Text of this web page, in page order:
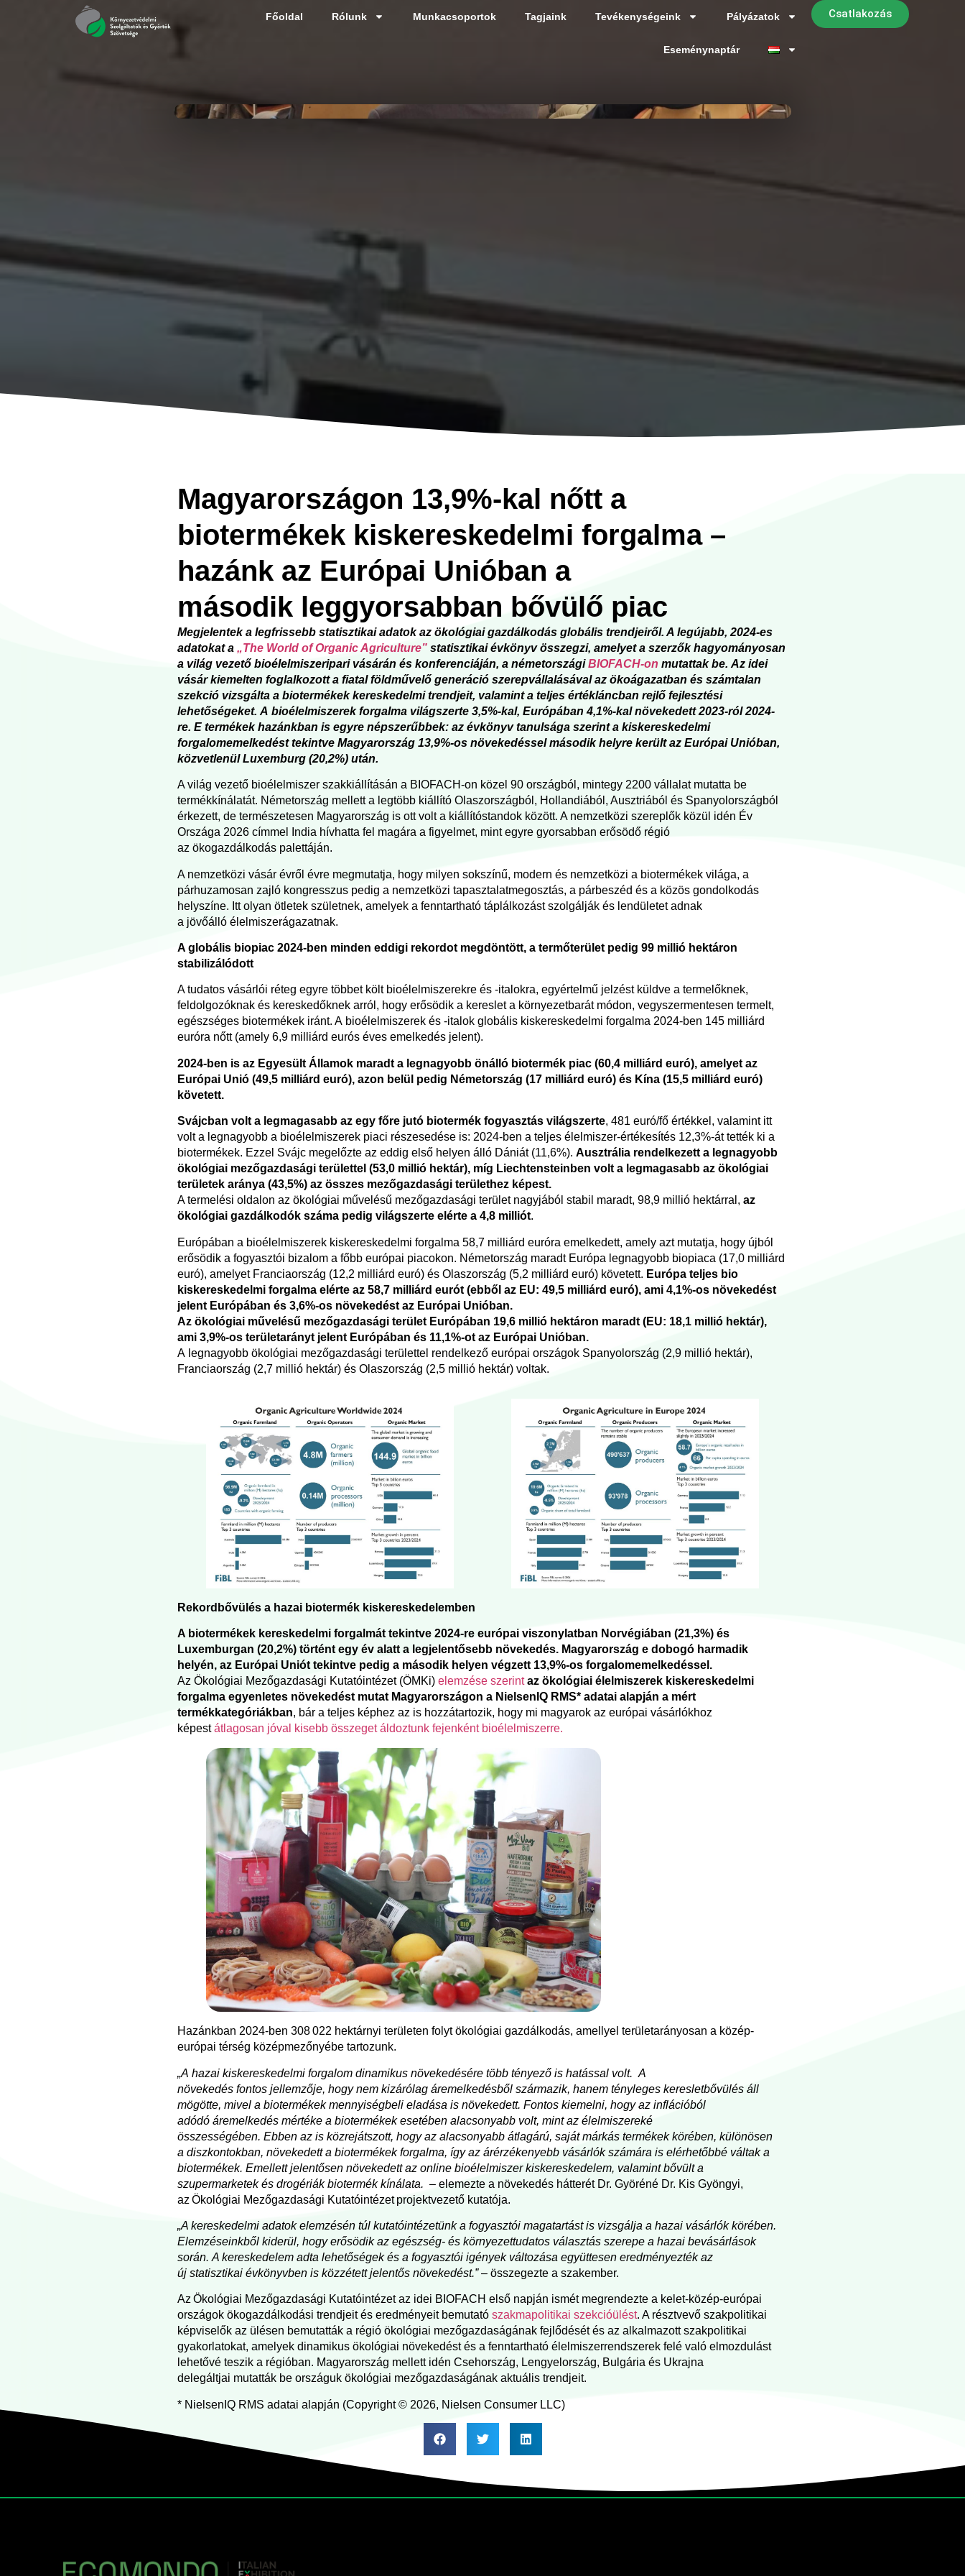
Főoldal Rólunk Munkacsoportok Tagjaink Tevékenységeink Pályázatok
Eseménynaptár
Csatlakozás
Magyarországon 13,9%-kal nőtt a
biotermékek kiskereskedelmi forgalma –
hazánk az Európai Unióban a
második leggyorsabban bővülő piac
Megjelentek a legfrissebb statisztikai adatok az ökológiai gazdálkodás globális trendjeiről. A legújabb, 2024-es
adatokat a „The World of Organic Agriculture” statisztikai évkönyv összegzi, amelyet a szerzők hagyományosan
a világ vezető bioélelmiszeripari vásárán és konferenciáján, a németországiBIOFACH-on mutattak be. Az idei
vásár kiemelten foglalkozott a fiatal földművelő generáció szerepvállalásával az ökoágazatban és számtalan
szekció vizsgálta a biotermékek kereskedelmi trendjeit, valamint a teljes értékláncban rejlő fejlesztési
lehetőségeket. A bioélelmiszerek forgalma világszerte 3,5%-kal, Európában 4,1%-kal növekedett 2023-ról 2024-
re. E termékek hazánkban is egyre népszerűbbek: az évkönyv tanulsága szerint a kiskereskedelmi
forgalomemelkedést tekintve Magyarország 13,9%-os növekedéssel második helyre került az Európai Unióban,
közvetlenül Luxemburg (20,2%) után.
A világ vezető bioélelmiszer szakkiállításán a BIOFACH-on közel 90 országból, mintegy 2200 vállalat mutatta be
termékkínálatát. Németország mellett a legtöbb kiállító Olaszországból, Hollandiából, Ausztriából és Spanyolországból
érkezett, de természetesen Magyarország is ott volt a kiállítóstandok között. A nemzetközi szereplők közül idén Év
Országa 2026 címmel India hívhatta fel magára a figyelmet, mint egyre gyorsabban erősödő régió
az ökogazdálkodás palettáján.
A nemzetközi vásár évről évre megmutatja, hogy milyen sokszínű, modern és nemzetközi a biotermékek világa, a
párhuzamosan zajló kongresszus pedig a nemzetközi tapasztalatmegosztás, a párbeszéd és a közös gondolkodás
helyszíne. Itt olyan ötletek születnek, amelyek a fenntartható táplálkozást szolgálják és lendületet adnak
a jövőálló élelmiszerágazatnak.
A globális biopiac 2024-ben minden eddigi rekordot megdöntött, a termőterület pedig 99 millió hektáron
stabilizálódott
A tudatos vásárlói réteg egyre többet költ bioélelmiszerekre és -italokra, egyértelmű jelzést küldve a termelőknek,
feldolgozóknak és kereskedőknek arról, hogy erősödik a kereslet a környezetbarát módon, vegyszermentesen termelt,
egészséges biotermékek iránt. A bioélelmiszerek és -italok globális kiskereskedelmi forgalma 2024-ben 145 milliárd
euróra nőtt (amely 6,9 milliárd eurós éves emelkedés jelent).
2024-ben is az Egyesült Államok maradt a legnagyobb önálló biotermék piac (60,4 milliárd euró), amelyet az
Európai Unió (49,5 milliárd euró), azon belül pedig Németország (17 milliárd euró) és Kína (15,5 milliárd euró)
követett.
Svájcban volt a legmagasabb az egy főre jutó biotermék fogyasztás világszerte, 481 euró/fő értékkel, valamint itt
volt a legnagyobb a bioélelmiszerek piaci részesedése is: 2024-ben a teljes élelmiszer-értékesítés 12,3%-át tették ki a
biotermékek. Ezzel Svájc megelőzte az eddig első helyen álló Dániát (11,6%). Ausztrália rendelkezett a legnagyobb
ökológiai mezőgazdasági területtel (53,0 millió hektár), míg Liechtensteinben volt a legmagasabb az ökológiai
területek aránya (43,5%) az összes mezőgazdasági területhez képest.
A termelési oldalon az ökológiai művelésű mezőgazdasági terület nagyjából stabil maradt, 98,9 millió hektárral, az
ökológiai gazdálkodók száma pedig világszerte elérte a 4,8 milliót.
Európában a bioélelmiszerek kiskereskedelmi forgalma 58,7 milliárd euróra emelkedett, amely azt mutatja, hogy újból
erősödik a fogyasztói bizalom a főbb európai piacokon. Németország maradt Európa legnagyobb biopiaca (17,0 milliárd
euró), amelyet Franciaország (12,2 milliárd euró) és Olaszország (5,2 milliárd euró) követett. Európa teljes bio
kiskereskedelmi forgalma elérte az 58,7 milliárd eurót (ebből az EU: 49,5 milliárd euró), ami 4,1%-os növekedést
jelent Európában és 3,6%-os növekedést az Európai Unióban.
Az ökológiai művelésű mezőgazdasági terület Európában 19,6 millió hektáron maradt (EU: 18,1 millió hektár),
ami 3,9%-os területarányt jelent Európában és 11,1%-ot az Európai Unióban.
A legnagyobb ökológiai mezőgazdasági területtel rendelkező európai országok Spanyolország (2,9 millió hektár),
Franciaország (2,7 millió hektár) és Olaszország (2,5 millió hektár) voltak.
Rekordbővülés a hazai biotermék kiskereskedelemben
A biotermékek kereskedelmi forgalmát tekintve 2024-re európai viszonylatban Norvégiában (21,3%) és
Luxemburgan (20,2%) történt egy év alatt a legjelentősebb növekedés. Magyarország e dobogó harmadik
helyén, az Európai Uniót tekintve pedig a második helyen végzett 13,9%-os forgalomemelkedéssel.
Az Ökológiai Mezőgazdasági Kutatóintézet (ÖMKi) elemzése szerint az ökológiai élelmiszerek kiskereskedelmi
forgalma egyenletes növekedést mutat Magyarországon a NielsenIQ RMS* adatai alapján a mért
termékkategóriákban, bár a teljes képhez az is hozzátartozik, hogy mi magyarok az európai vásárlókhoz
képestátlagosan jóval kisebb összeget áldoztunk fejenként bioélelmiszerre.
Hazánkban 2024-ben 308 022 hektárnyi területen folyt ökológiai gazdálkodás, amellyel területarányosan a közép-
európai térség középmezőnyébe tartozunk.
„A hazai kiskereskedelmi forgalom dinamikus növekedésére több tényező is hatással volt. A
növekedés fontos jellemzője, hogy nem kizárólag áremelkedésből származik, hanem tényleges keresletbővülés áll
mögötte, mivel a biotermékek mennyiségbeli eladása is növekedett. Fontos kiemelni, hogy az inflációból
adódó áremelkedés mértéke a biotermékek esetében alacsonyabb volt, mint az élelmiszereké
összességében. Ebben az is közrejátszott, hogy az alacsonyabb átlagárú, saját márkás termékek körében, különösen
a diszkontokban, növekedett a biotermékek forgalma, így az árérzékenyebb vásárlók számára is elérhetőbbé váltak a
biotermékek. Emellett jelentősen növekedett az online bioélelmiszer kiskereskedelem, valamint bővült a
szupermarketek és drogériák biotermék kínálata. – elemezte a növekedés hátterét Dr. Györéné Dr. Kis Gyöngyi,
az Ökológiai Mezőgazdasági Kutatóintézet projektvezető kutatója.
„A kereskedelmi adatok elemzésén túl kutatóintézetünk a fogyasztói magatartást is vizsgálja a hazai vásárlók körében.
Elemzéseinkből kiderül, hogy erősödik az egészség- és környezettudatos választás szerepe a hazai bevásárlások
során. A kereskedelem adta lehetőségek és a fogyasztói igények változása együttesen eredményezték az
új statisztikai évkönyvben is közzétett jelentős növekedést.”– összegezte a szakember.
Az Ökológiai Mezőgazdasági Kutatóintézet az idei BIOFACH első napján ismét megrendezte a kelet-közép-európai
országok ökogazdálkodási trendjeit és eredményeit bemutató szakmapolitikai szekcióülést. A résztvevő szakpolitikai
képviselők az ülésen bemutatták a régió ökológiai mezőgazdaságának fejlődését és az alkalmazott szakpolitikai
gyakorlatokat, amelyek dinamikus ökológiai növekedést és a fenntartható élelmiszerrendszerek felé való elmozdulást
lehetővé teszik a régióban. Magyarország mellett idén Csehország, Lengyelország, Bulgária és Ukrajna
delegáltjai mutatták be országuk ökológiai mezőgazdaságának aktuális trendjeit.
* NielsenIQ RMS adatai alapján (Copyright © 2026, Nielsen Consumer LLC)